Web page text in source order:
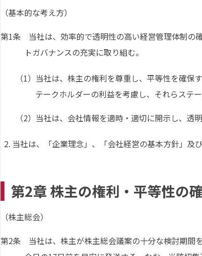
（基本的な考え方）
第1条 当社は、効率的で透明性の高い経営管理体制の
トガバナンスの充実に取り組む。
当社は、株主の権利を尊重し、平等性を確保
テークホルダーの利益を考慮し、それらステ
当社は、会社情報を適時・適切に開示し、透
当社は、「企業理念」、「会社経営の基本方針」及
第2章 株主の権利・平等性の
（株主総会）
第2条 当社は、株主が株主総会議案の十分な検討期間